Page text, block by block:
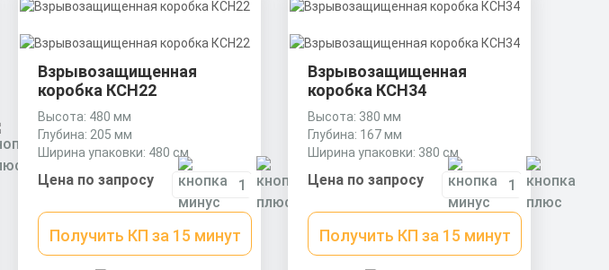
Взрывозащищенная
коробка КСН22
Высота: 480 мм
Глубина: 205 мм
Ширина упаковки: 480 см
Цена по запросу
Получить КП за 15 минут
Взрывозащищенная
коробка КСН34
Высота: 380 мм
Глубина: 167 мм
Ширина упаковки: 380 см
Цена по запросу
Получить КП за 15 минут